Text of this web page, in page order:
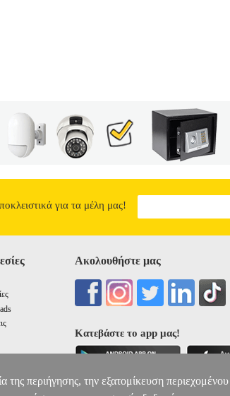
για τα μέλη μας!
Ακολουθήστε μας
Κατεβάστε το app μας!
της περιήγησης, την εξατομίκευση